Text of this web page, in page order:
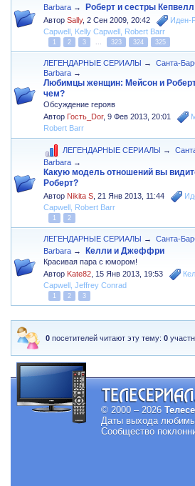
Barbara → Роберт и сестры Кепвелл
АвторSally,2 Сен 2009, 20:42 Иден-
Capwell Kelly Capwell Robert Barr
1 2 3 ... 323 324 325
ЛЕГЕНДАРНЫЕ СЕРИАЛЫ →
Санта-
Barbara →
Любимцы женщин: Мейсон и
чем?
Обсуждение герояв
Автор Гость_Dor,9 Фев 2013, 20:01
Robert Barr
ЛЕГЕНДАРНЫЕ СЕРИАЛЫ →
Barbara →
Какую модель отношений вы
Роберт?
Автор Nikita S ,21 Янв 2013, 11:44
Capwell Robert Barr
1 2
ЛЕГЕНДАРНЫЕ СЕРИАЛЫ →
Санта-
Barbara → Келли и Джеффри
Красивая пара с юмором!
Автор Kate82 15 Янв 2013, 19:53
Capwell ,Jeffrey Conrad
1 2 3
0 посетителей читают эту тему:0
© 2000 – 2026
Даты выхода
Сообщество